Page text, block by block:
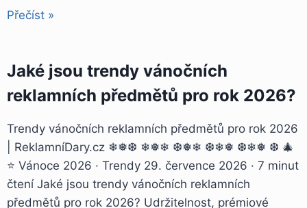
Přečíst »
Jaké jsou trendy vánočních
reklamních předmětů pro rok 2026?
Trendy vánočních reklamních předmětů pro rok 2026
| ReklamníDary.cz ❄❅❆ ❄❅❄ ❆❅❄ ❆❄❅ ❆❄❅ ❆ 🎄
⭐ Vánoce 2026 · Trendy 29. července 2026 · 7 minut
čtení Jaké jsou trendy vánočních reklamních
předmětů pro rok 2026? Udržitelnost, prémiové